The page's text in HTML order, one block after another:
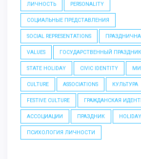
ЛИЧНОСТЬ PERSONALITY
СОЦИАЛЬНЫЕ ПРЕДСТАВЛЕНИЯ
SOCIAL REPRESENTATIONS
VALUES ГОСУДАРСТВЕННЫЙ ПРАЗДНИК
STATE HOLIDAY CIVIC IDENTITY
CULTURE ASSOCIATIONS КУЛЬТУРА
FESTIVE CULTURE ГРАЖДАНСКАЯ
АССОЦИАЦИИ ПРАЗДНИК HOLIDAY
ПСИХОЛОГИЯ ЛИЧНОСТИ